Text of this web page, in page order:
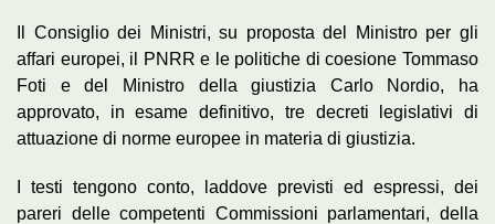
Il Consiglio dei Ministri, su proposta del Ministro per gli
affari europei, il PNRR e le politiche di coesione Tommaso
Foti e del Ministro della giustizia Carlo Nordio, ha
approvato, in esame definitivo, tre decreti legislativi di
attuazione di norme europee in materia di giustizia.
I testi tengono conto, laddove previsti ed espressi, dei
pareri delle competenti Commissioni parlamentari, della